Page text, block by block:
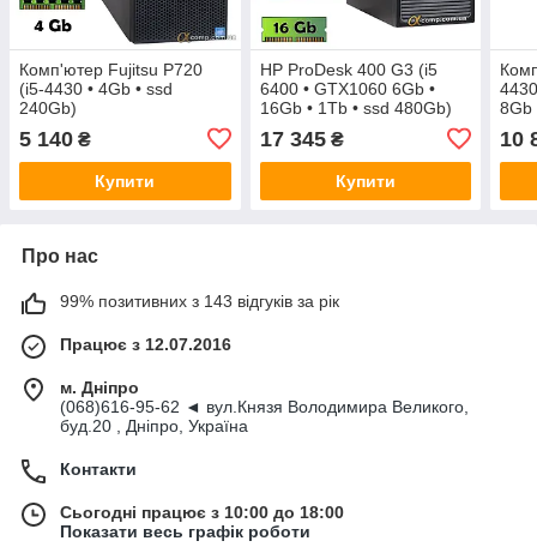
Комп'ютер Fujitsu P720
(i5-4430 • 4Gb • ssd
240Gb)
5 140 ₴
Купити
HP ProDesk 400 G3 (i5
6400 • GTX1060 6Gb •
16Gb • 1Tb • ssd 480Gb)
17 345₴
Купити
8Gb
10
Про нас
99% позитивних з 143 відгуків за рік
Працює з 12.07.2016
м. Дніпро
(068)616-95-62 ◄ вул.Князя Володимира Великого,
буд.20 , Дніпро, Україна
Контакти
Сьогодні працює з 10:00 до 18:00
Показати весь графік роботи